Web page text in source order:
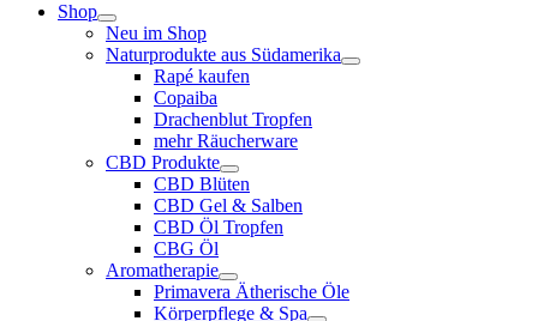
Shop
Neu im Shop
Naturprodukte aus Südamerika
Rapé kaufen
Copaiba
Drachenblut Tropfen
mehr Räucherware
CBD Produkte
CBD Blüten
CBD Gel & Salben
CBD Öl Tropfen
CBG Öl
Aromatherapie
Primavera Ätherische Öle
Körperpflege & Spa